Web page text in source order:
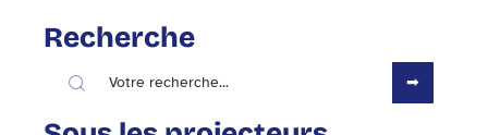
Recherche